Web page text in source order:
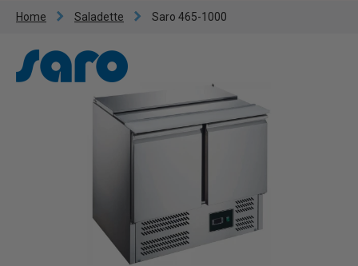
Home Saladette Saro 465-1000